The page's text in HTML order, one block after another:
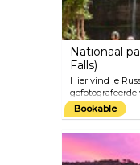
Nationaal
Falls)
Hier vind je
gefotografeerde
elegante
vegetatie,
één van de
een kwartier
Bookable